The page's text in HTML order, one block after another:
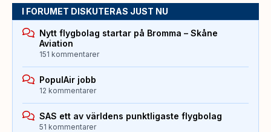
I FORUMET DISKUTERAS JUST NU
Nytt flygbolag startar på Bromma – Skåne
Aviation
151 kommentarer
PopulAir jobb
12 kommentarer
SAS ett av världens punktligaste flygbolag
51 kommentarer